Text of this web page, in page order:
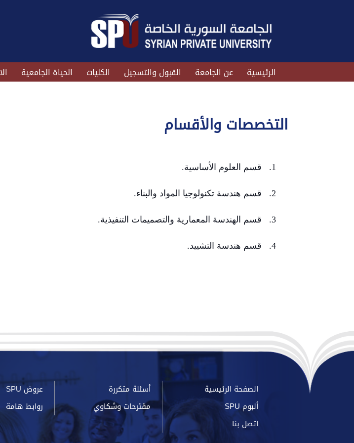
الرئيسية عن الجامعة القبول والتسجيل الكليات الحياة الجامعية
التخصصات والأقسام
1. قسم العلوم الأساسية.
2. قسم هندسة تكنولوجيا المواد والبناء.
3. قسم الهندسة المعمارية والتصميمات التنفيذية.
4. قسم هندسة التشييد.
الصفحة الرئيسية أسئلة متكررة
عروض SPU
ألبوم SPU
مقترحات وشكاوي
روابط هامة
اتصل بنا